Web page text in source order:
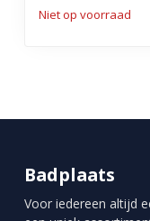
Niet op voorraad
Badplaats
Voor iedereen altijd